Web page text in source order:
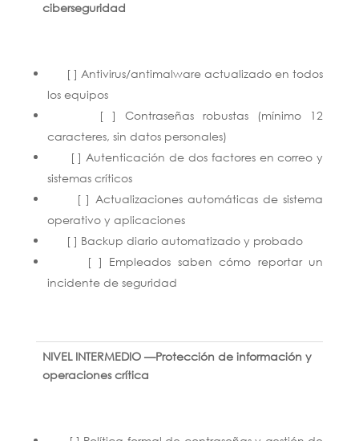
ciberseguridad
[ ] Antivirus/antimalware actualizado en todos
los equipos
[ ] Contraseñas robustas (mínimo 12
caracteres, sin datos personales)
[ ] Autenticación de dos factores en correo y
sistemas críticos
[ ] Actualizaciones automáticas de sistema
operativo y aplicaciones
[ ] Backup diario automatizado y probado
[ ] Empleados saben cómo reportar un
incidente de seguridad
NIVEL INTERMEDIO —Protección de información y
operaciones crítica